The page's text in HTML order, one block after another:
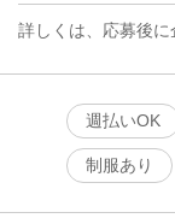
詳しくは、応募後
週払いOK
制服あり